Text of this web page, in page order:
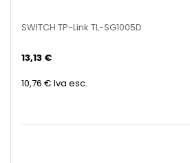
SWITCH TP-Link TL-SG1005D
13,13 €
10,76 € Iva esc.